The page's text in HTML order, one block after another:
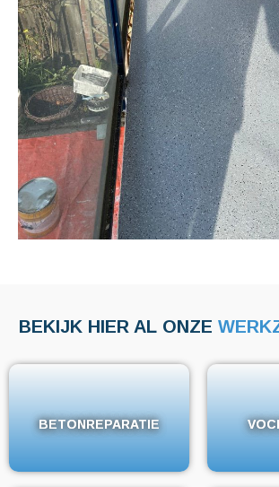
BEKIJK HIER AL ONZE
BETONREPARATIE
BETONREPARATIE